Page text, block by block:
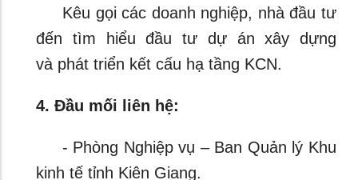
Kêu gọi các doanh nghiệp, nhà đầu tư
đến tìm hiểu đầu tư dự án xây dựng
và phát triển kết cấu hạ tầng KCN.
4. Đầu mối liên hệ:
- Phòng Nghiệp vụ – Ban Quản lý Khu
kinh tế tỉnh Kiên Giang.